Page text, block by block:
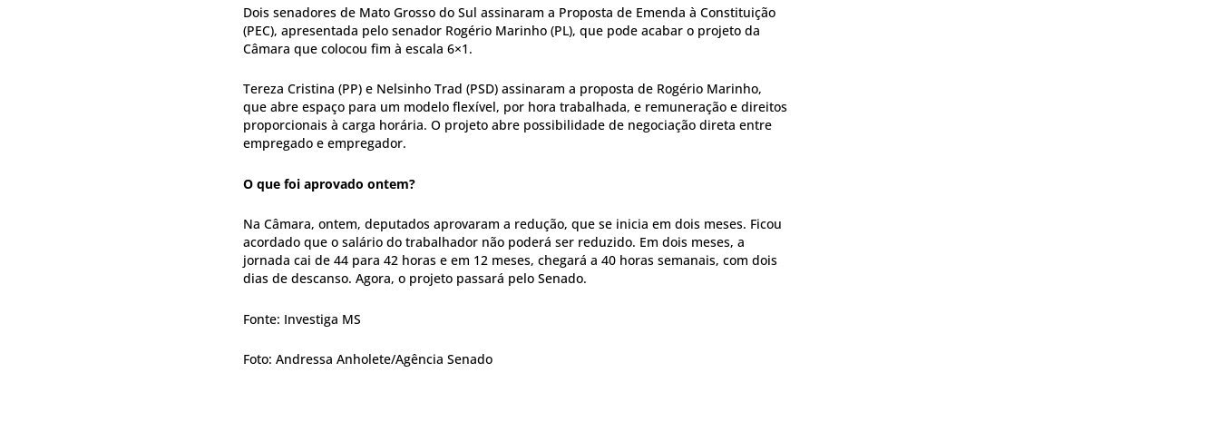
Dois senadores de Mato Grosso do Sul assinaram a Proposta de Emenda à Constituição
(PEC), apresentada pelo senador Rogério Marinho (PL), que pode acabar o projeto da
Câmara que colocou fim à escala 6×1.
Tereza Cristina (PP) e Nelsinho Trad (PSD) assinaram a proposta de Rogério Marinho,
que abre espaço para um modelo flexível, por hora trabalhada, e remuneração e direitos
proporcionais à carga horária. O projeto abre possibilidade de negociação direta entre
empregado e empregador.
O que foi aprovado ontem?
Na Câmara, ontem, deputados aprovaram a redução, que se inicia em dois meses. Ficou
acordado que o salário do trabalhador não poderá ser reduzido. Em dois meses, a
jornada cai de 44 para 42 horas e em 12 meses, chegará a 40 horas semanais, com dois
dias de descanso. Agora, o projeto passará pelo Senado.
Fonte: Investiga MS
Foto: Andressa Anholete/Agência Senado